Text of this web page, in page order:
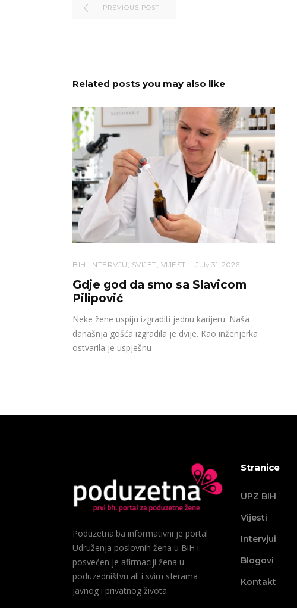
PREVIOUS POST
Related posts you may also like
BIH , INTERVJU , SVIJET, VIJESTI July 31, 2026
Gdje god da smo sa Slavicom
Pilipović
Neke žene uspiju izgraditi jednu karijeru. Naša
današnja gošća izgradila je dvije. Kao inženjerka
ostvarila je uspješnu
Poduzetna.ba informativni je portal
Udruženja poslovnih žena u BiH i
posvećen je afirmaciji žena u
poduzedništvu ali i svim sferama
javnog i privatnog života.
Stranice
UPZ BIH
Vijesti
Intervjui
Blogovi
Kontakt